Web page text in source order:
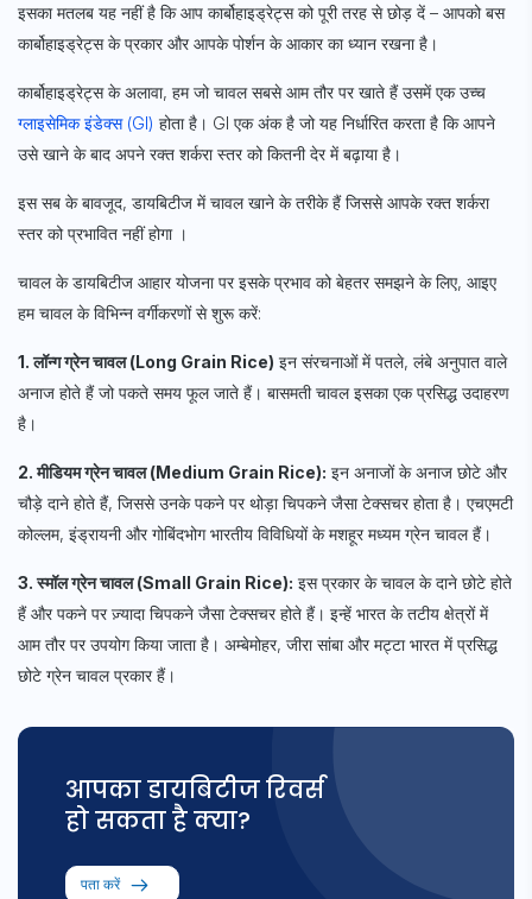
इसका मतलब यह नहीं है कि आप कार्बोहाइड्रेट्स को पूरी तरह से छोड़ दें – आपको बस
कार्बोहाइड्रेट्स के प्रकार और आपके पोर्शन के आकार का ध्यान रखना है।
कार्बोहाइड्रेट्स के अलावा, हम जो चावल सबसे आम तौर पर खाते हैं उसमें एक उच्च
ग्लाइसेमिक इंडेक्स (GI) होता है। GI एक अंक है जो यह निर्धारित करता है कि आपने
उसे खाने के बाद अपने रक्त शर्करा स्तर को कितनी देर में बढ़ाया है।
इस सब के बावजूद, डायबिटीज में चावल खाने के तरीके हैं जिससे आपके रक्त शर्करा
स्तर को प्रभावित नहीं होगा ।
चावल के डायबिटीज आहार योजना पर इसके प्रभाव को बेहतर समझने के लिए, आइए
हम चावल के विभिन्न वर्गीकरणों से शुरू करें:
1. लॉन्ग ग्रेन चावल (Long Grain Rice) इन संरचनाओं में पतले, लंबे अनुपात वाले
अनाज होते हैं जो पकते समय फूल जाते हैं। बासमती चावल इसका एक प्रसिद्ध उदाहरण
है।
2. मीडियम ग्रेन चावल (Medium Grain Rice): इन अनाजों के अनाज छोटे और
चौड़े दाने होते हैं, जिससे उनके पकने पर थोड़ा चिपकने जैसा टेक्सचर होता है। एचएमटी
कोल्लम, इंड्रायनी और गोबिंदभोग भारतीय विविधियों के मशहूर मध्यम ग्रेन चावल हैं।
3. स्मॉल ग्रेन चावल (Small Grain Rice): इस प्रकार के चावल के दाने छोटे होते
हैं और पकने पर ज़्यादा चिपकने जैसा टेक्सचर होते हैं। इन्हें भारत के तटीय क्षेत्रों में
आम तौर पर उपयोग किया जाता है। अम्बेमोहर, जीरा सांबा और मट्टा भारत में प्रसिद्ध
छोटे ग्रेन चावल प्रकार हैं।
आपका डायबिटीज रिवर्स
हो सकता है क्या?
पता करें